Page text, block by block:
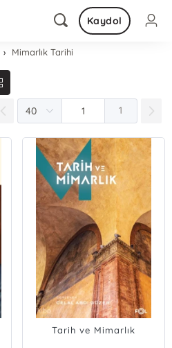
Kaydol
Mimarlık Tarihi
1
Tarih ve Mimarlık